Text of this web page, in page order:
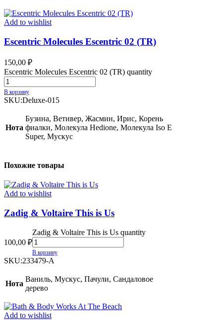
Add to wishlist
Escentric Molecules Escentric 02 (TR)
150,00 ₽
Escentric Molecules Escentric 02 (TR) quantity
В корзину
SKU:Deluxe-015
Нота
Бузина, Ветивер, Жасмин, Ирис, Корень
фиалки, Молекула Hedione, Молекула Iso E
Super, Мускус
Похожие товары
Add to wishlist
Zadig & Voltaire This is Us
100,00 ₽
Zadig & Voltaire This is Us quantity
В корзину
SKU:233479-A
Нота
Ваниль, Мускус, Пачули, Сандаловое
дерево
Add to wishlist